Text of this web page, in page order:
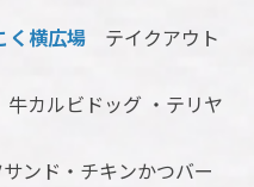
く横広場
テイクアウト
カルビドッグ ・テリヤ
ンド・チキンかつバー